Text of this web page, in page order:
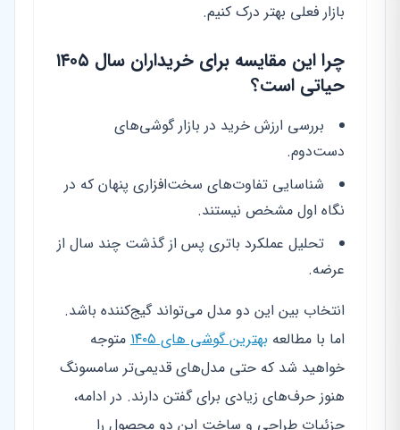
بازار فعلی بهتر درک کنیم.
چرا این مقایسه برای خریداران سال ۱۴۰۵
حیاتی است؟
بررسی ارزش خرید در بازار گوشی‌های
دست‌دوم.
شناسایی تفاوت‌های سخت‌افزاری پنهان که در
نگاه اول مشخص نیستند.
تحلیل عملکرد باتری پس از گذشت چند سال از
عرضه.
انتخاب بین این دو مدل می‌تواند گیج‌کننده باشد.
اما با مطالعه بهترین گوشی های ۱۴۰۵
متوجه
خواهید شد که حتی مدل‌های قدیمی‌تر سامسونگ
هنوز حرف‌های زیادی برای گفتن دارند. در ادامه،
جزئیات طراحی و ساخت این دو محصول را